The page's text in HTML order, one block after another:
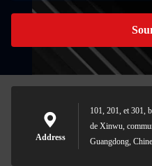
Address
101, 201, et 301,
de Xinwu,
Guangdong, Chine